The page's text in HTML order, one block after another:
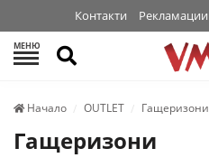
Контакти Рекламации
МЕНЮ Търси
Начало OUTLET Гащеризони
Гащеризони